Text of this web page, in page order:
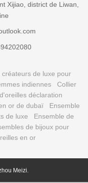
Xijiao, district de Liwan,
de luxe pour
indiennes
Collier
déclaration
or de dubaï
Ensemble
de luxe
Ensemble de
de bijoux pour
en or
Meizi.